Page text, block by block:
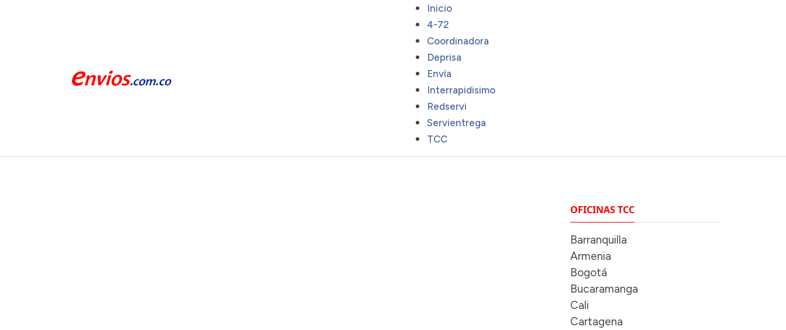
Inicio
4-72
Coordinadora
Deprisa
Envía
Interrapidisimo
Redservi
Servientrega
TCC
OFICINAS TCC
Barranquilla
Armenia
Bogotá
Bucaramanga
Cali
Cartagena